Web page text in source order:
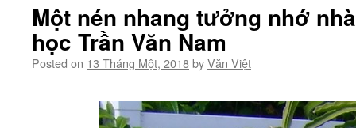
Một nén nhang tưởng nhớ
học Trần Văn Nam
Posted on 13 Tháng Một, 2018byVăn Việt